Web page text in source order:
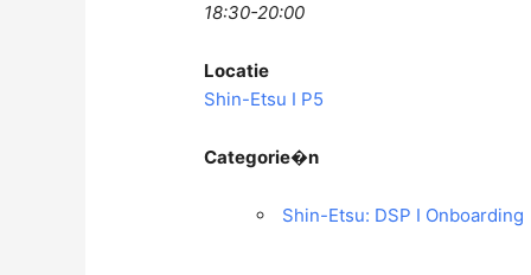
18:30-20:00
Locatie
Shin-Etsu I P5
Categorie�n
Shin-Etsu: DSP I Onboarding